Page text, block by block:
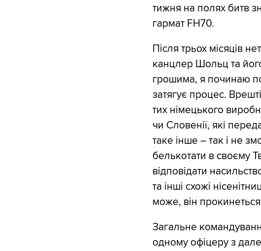
тижня на полях битв
гармат FH70.
Після трьох місяців
канцлер Шольц та
грошима, я починаю
затягує процес.
тих німецького
чи Словенії, які
таке інше – так і не
белькотати в своєму
відповідати
та інші схожі
може, він прокинеться
Загальне
одному офіцеру з